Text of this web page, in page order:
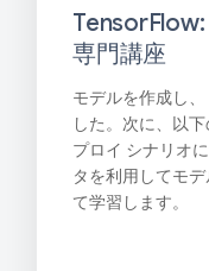
専門講座
モデルを作成し
した。次に、以
プロイ シナリオ
タを利用してモ
て学習します。